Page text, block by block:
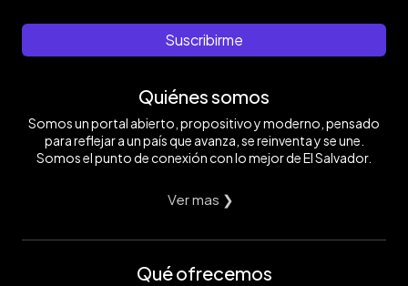
Suscribirme
Quiénes somos
Somos un portal abierto, propositivo y moderno, pensado
para reflejar a un país que avanza, se reinventa y se une.
Somos el punto de conexión con lo mejor de El Salvador.
Ver mas ❯
Qué ofrecemos